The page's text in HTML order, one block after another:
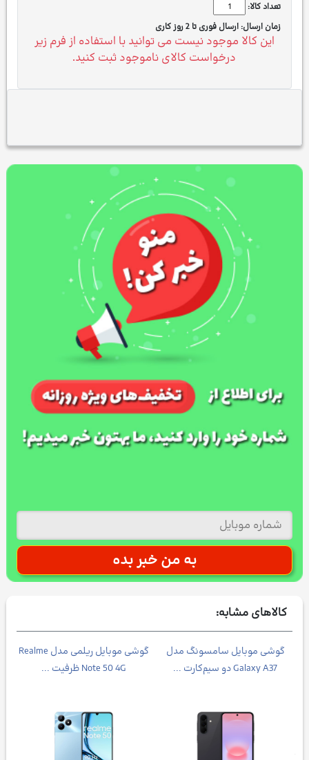
تعداد کالا:
زمان ارسال: ارسال فوری تا 2 روز کاری
این کالا موجود نیست می توانید با استفاده از فرم زیر
درخواست کالای ناموجود ثبت کنید.
کالاهای مشابه:
گوشی موبایل ریلمی مدل Realme
Note 50 4G ظرفیت ...
گوشی موبایل سامسونگ مدل
Galaxy A37 دو سیم‌کارت ...